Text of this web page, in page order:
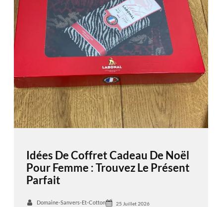
Idées De Coffret Cadeau De Noël
Pour Femme : Trouvez Le Présent
Parfait
Domaine-Sanvers-Et-Cotton 25 Juillet 2026